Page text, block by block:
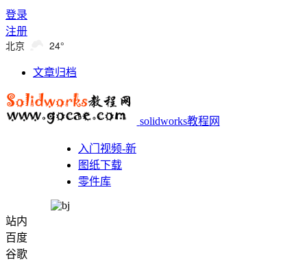
登录
注册
北京 24°
文章归档
solidworks教程网
入门视频-新
图纸下载
零件库
站内
百度
谷歌